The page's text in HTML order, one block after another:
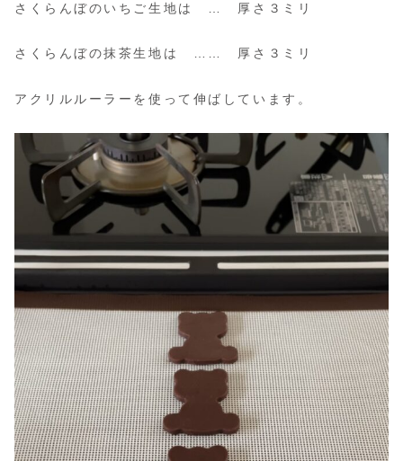
さくらんぼのいちご生地は … 厚さ３ミリ
さくらんぼの抹茶生地は …… 厚さ３ミリ
アクリルルーラーを使って伸ばしています。